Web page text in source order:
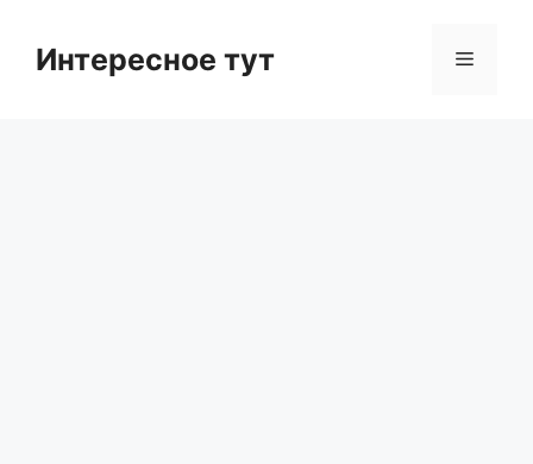
contentИнтересное тут Menu